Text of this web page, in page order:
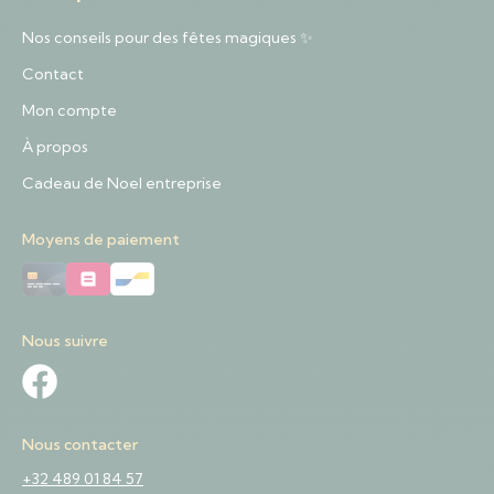
Nos conseils pour des fêtes magiques ✨
Contact
Mon compte
À propos
Cadeau de Noel entreprise
Moyens de paiement
Nous suivre
Nous contacter
+32 489 01 84 57